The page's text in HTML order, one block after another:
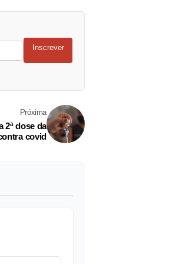
Inscrever
Próxima
2ª dose da
covid